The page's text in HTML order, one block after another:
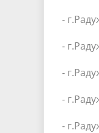
-
-
-
-
-